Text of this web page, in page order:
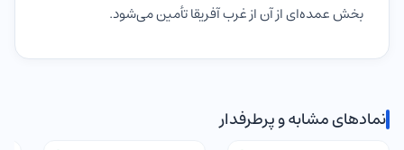
بخش عمده‌ای از آن از غرب آفریقا تأمین می‌شود.
نمادهای مشابه و پرطرفدار